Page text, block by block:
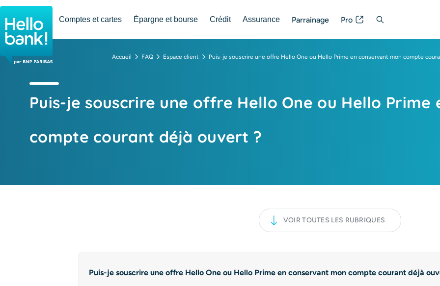
Hello bank! la banque en ligne de BNP Paribas
Comptes et cartes Épargne et bourse Crédit Assurance Parrainage Pro Posez votre question
Accueil FAQ Espace client Puis-je souscrire une offre Hello One ou Hello Prime en conservant mon compte
Puis-je souscrire une offre Hello One ou Hello Prime
compte courant déjà ouvert ?
VOIR TOUTES LES RUBRIQUES
Puis-je souscrire une offre Hello One ou Hello Prime en conservant mon compte courant déjà